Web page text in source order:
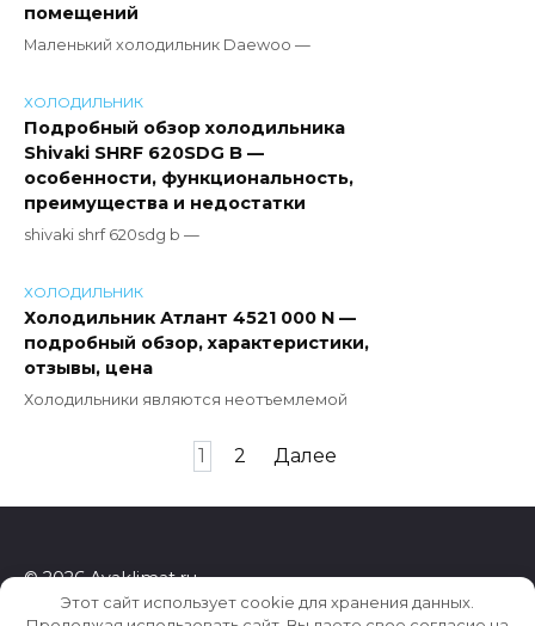
помещений
Маленький холодильник Daewoo —
ХОЛОДИЛЬНИК
Подробный обзор холодильника
Shivaki SHRF 620SDG B —
особенности, функциональность,
преимущества и недостатки
shivaki shrf 620sdg b —
ХОЛОДИЛЬНИК
Холодильник Атлант 4521 000 N —
подробный обзор, характеристики,
отзывы, цена
Холодильники являются неотъемлемой
1 2 Далее
© 2026 Ayaklimat.ru
Этот сайт использует cookie для хранения данных.